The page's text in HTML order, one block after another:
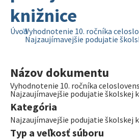
knižnice
ÚvodVyhodnotenie 10. ročníka
Najzaujímavejšie podujatie
Názov dokumentu
Vyhodnotenie 10. ročníka
Najzaujímavejšie podujatie školskej
Kategória
Najzaujímavejšie podujatie školskej
Typ a veľkosť súboru